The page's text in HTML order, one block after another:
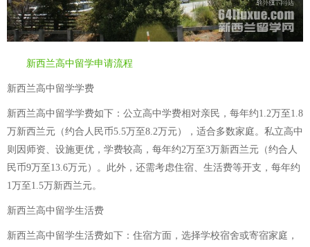
新西兰高中留学申请流程
新西兰高中留学学费
新西兰高中留学学费如下：公立高中学费相对亲民，每年约1.2万至1.8
万新西兰元（约合人民币5.5万至8.2万元），适合多数家庭。私立高中
则因师资、设施更优，学费较高，每年约2万至3万新西兰元（约合人
民币9万至13.6万元）。此外，还需考虑住宿、生活费等开支，每年约
1万至1.5万新西兰元。
新西兰高中留学生活费
新西兰高中留学生活费如下：住宿方面，选择学校宿舍或寄宿家庭，